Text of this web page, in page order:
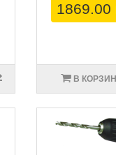
1869.00
В